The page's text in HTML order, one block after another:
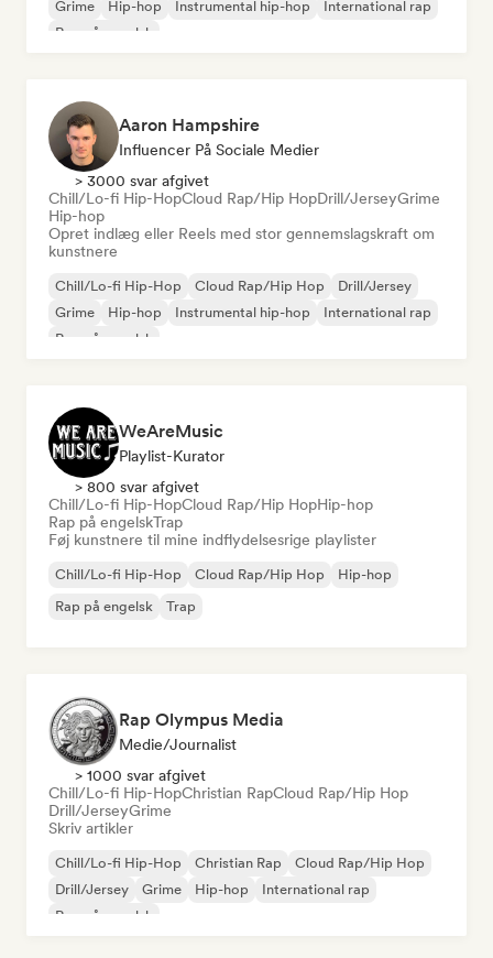
Grime Hip-hop Instrumental hip-hop
International rap
Rap på engelsk
Aaron Hampshire
Influencer På Sociale Medier
> 3000 svar afgivet
Chill/Lo-fi Hip-HopCloud Rap/Hip HopDrill/JerseyGrime
Hip-hop
Opret indlæg eller Reels med stor gennemslagskraft om
kunstnere
Chill/Lo-fi Hip-Hop Cloud Rap/Hip Hop
Drill/Jersey
Grime
Hip-hop Instrumental hip-hop
International rap
Rap på engelsk
WeAreMusic
Playlist-Kurator
> 800 svar afgivet
Chill/Lo-fi Hip-HopCloud Rap/Hip HopHip-hop
Rap på engelskTrap
Føj kunstnere til mine indflydelsesrige playlister
Chill/Lo-fi Hip-Hop Cloud Rap/Hip Hop
Hip-hop
Rap på engelsk
Trap
Rap Olympus Media
Medie/journalist
> 1000 svar afgivet
Chill/Lo-fi Hip-HopChristian RapCloud Rap/Hip Hop
Drill/JerseyGrime
Skriv artikler
Chill/Lo-fi Hip-Hop Christian Rap
Cloud Rap/Hip Hop
Drill/Jersey
Grime Hip-hop
International rap
Rap på engelsk